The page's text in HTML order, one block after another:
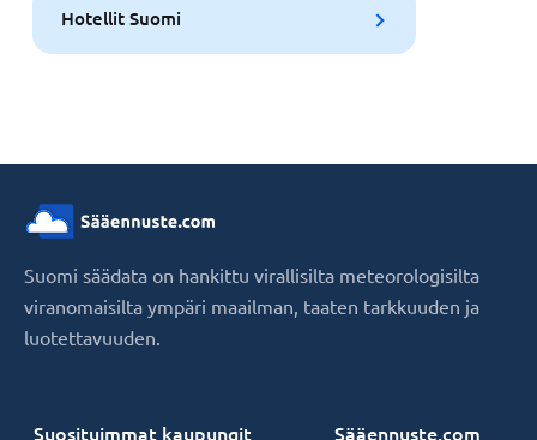
Hotellit Suomi
Suomi säädata on hankittu virallisilta meteorologisilta
viranomaisilta ympäri maailman, taaten tarkkuuden ja
luotettavuuden.
Suosituimmat kaupungit Sääennuste.com